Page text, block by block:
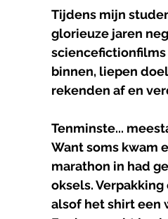
Tijdens mijn
glorieuze jaren
sciencefictionfilms
binnen, liepen
rekenden af en
Tenminste...
Want soms kwam
marathon in had
oksels.
alsof het shirt een